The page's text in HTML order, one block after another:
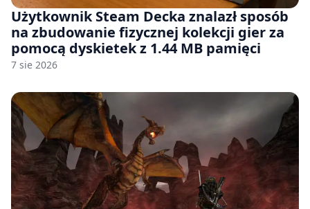
Użytkownik Steam Decka znalazł sposób
na zbudowanie fizycznej kolekcji gier za
pomocą dyskietek z 1.44 MB pamięci
7 sie 2026